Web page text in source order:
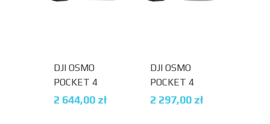
DJI OSMO
POCKET 4
CREATOR
2 644,00 zł
DJI OSMO
POCKET 4
STANDARD
2 297,00 zł